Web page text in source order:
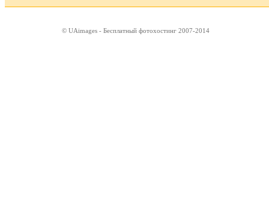
© UAimages - Бесплатный фотохостинг 2007-2014